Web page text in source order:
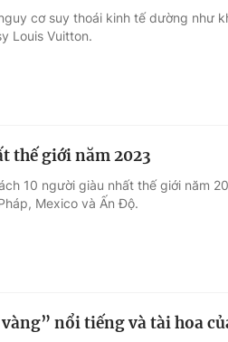
cơ suy thoái kinh tế dường như
Louis Vuitton.
thế giới năm 2023
10 người giàu nhất thế giới năm
Mexico và Ấn Độ.
nổi tiếng và tài hoa